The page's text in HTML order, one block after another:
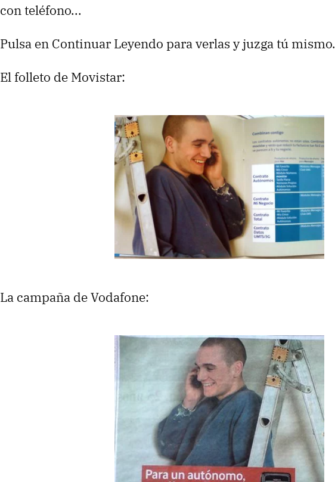
con teléfono...
Pulsa en Continuar Leyendo para verlas y juzga tú mismo.
El folleto de Movistar:
La campaña de Vodafone: